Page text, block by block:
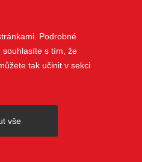
Podrobné
souhlasíte s tím, že
tak učinit v sekci
vše